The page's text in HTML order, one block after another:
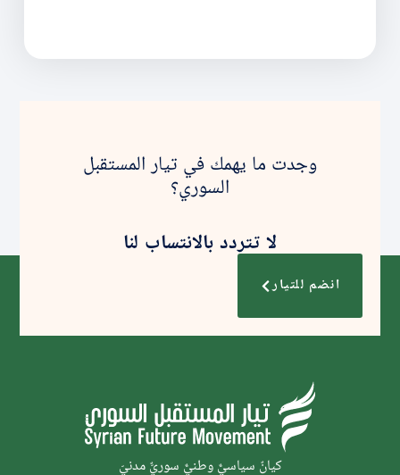
وجدت ما يهمك في تيار المستقبل
السوري؟
لا تتردد بالانتساب لنا
انضم للتيار
كيانٌ سياسيٌّ وطنيٌّ سوريٌّ مدنيّ